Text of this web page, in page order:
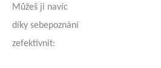
Můžeš ji navíc
díky sebepoznání
zefektivnit: